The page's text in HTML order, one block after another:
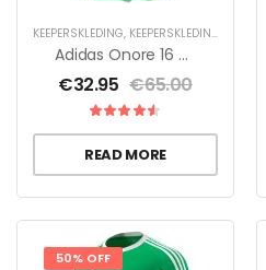
KEEPERSKLEDING, KEEPERSKLEDING SALE
Adidas Onore 16 GK Unisex
€32.95 €65.00
READ MORE
50% OFF